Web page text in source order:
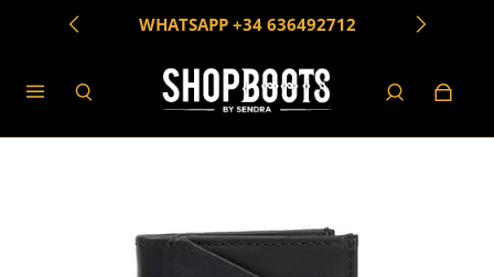
VERZENDING BINNEN 24/48 UUR
WHATSAPP +34 636492712